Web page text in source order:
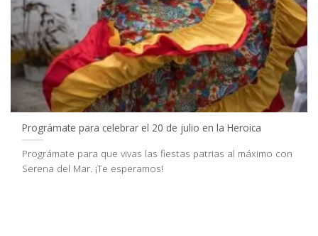
Prográmate para celebrar el 20 de julio en la Heroica
Prográmate para que vivas las fiestas patrias al máximo con
Serena del Mar. ¡Te esperamos!